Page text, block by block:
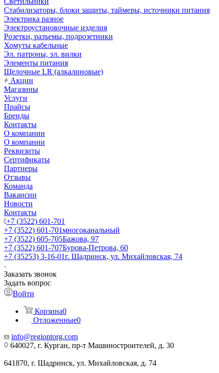
Стабилизаторы, блоки защиты, таймеры, источники питания
Электрика разное
Электроустановочные изделия
Розетки, разъемы, подрозетники
Хомуты кабельные
Эл. патроны, эл. вилки
Элементы питания
Щелочные LR (алкалиновые)
Акции
Магазины
Услуги
Прайсы
Бренды
Контакты
О компании
О компании
Реквизиты
Сертификаты
Партнеры
Отзывы
Команда
Вакансии
Новости
Контакты
+7 (3522) 601-701
+7 (3522) 601-701многоканальный
+7 (3522) 605-705Бажова, 97
+7 (3522) 601-707Бурова-Петрова, 60
+7 (35253) 3-16-01г. Шадринск, ул. Михайловская, 74
Заказать звонок
Задать вопрос
Войти
Корзина0
Отложенные0
info@regiontorg.com
640027, г. Курган, пр-т Машиностроителей, д. 30
641870, г. Шадринск, ул. Михайловская, д. 74